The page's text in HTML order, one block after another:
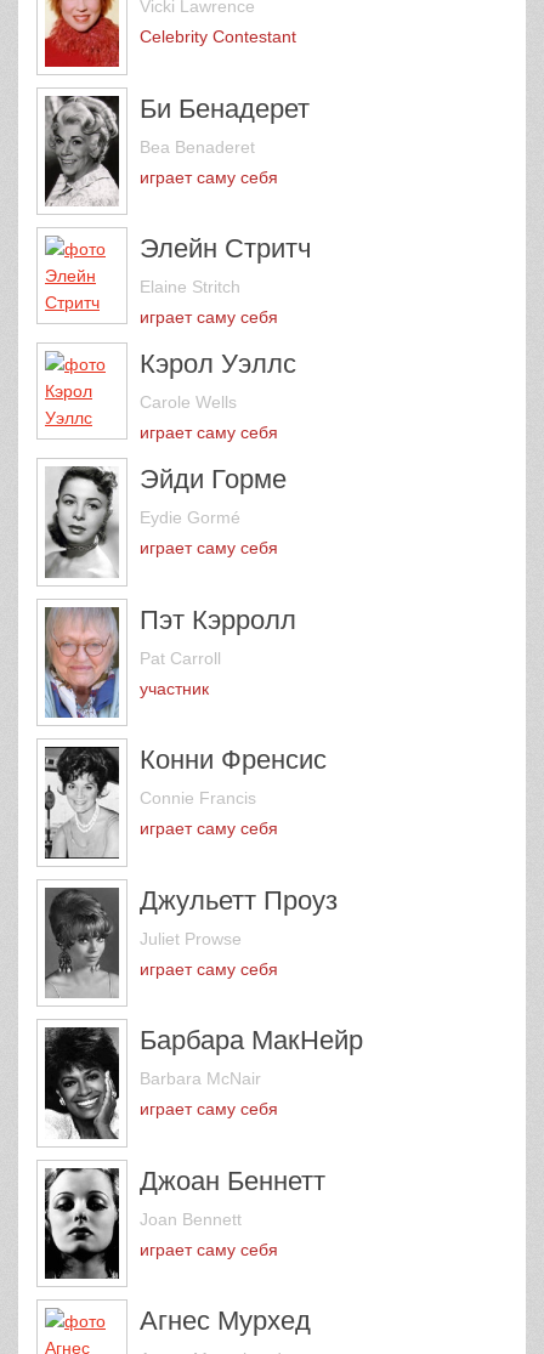
Vicki Lawrence
Celebrity Contestant
Би Бенадерет
Bea Benaderet
играет саму себя
Элейн Стритч
Elaine Stritch
играет саму себя
Кэрол Уэллс
Carole Wells
играет саму себя
Эйди Горме
Eydie Gormé
играет саму себя
Пэт Кэрролл
Pat Carroll
участник
Конни Френсис
Connie Francis
играет саму себя
Джульетт Проуз
Juliet Prowse
играет саму себя
Барбара МакНейр
Barbara McNair
играет саму себя
Джоан Беннетт
Joan Bennett
играет саму себя
Агнес Мурхед